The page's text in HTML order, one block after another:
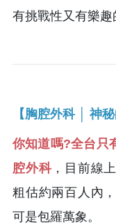
有挑戰性又有樂趣
【胸腔外科 │ 神
你知道嗎?全台只
腔外科，目前線
粗估約兩百人內
可是包羅萬象。